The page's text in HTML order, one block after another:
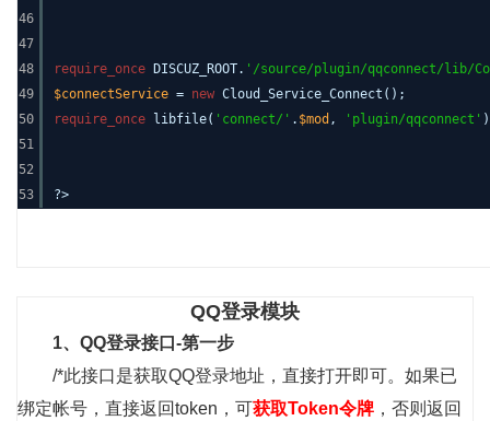
46
47
48
49
50
51
52
53
require_once DISCUZ_ROOT. '/source/plugin/qqconnect/lib/
$connectService = new Cloud_Service_Connect();
require_once
libfile( 'connect/' . $mod , 'plugin/qqconnect'
?>
QQ登录模块
1、 QQ登录接口-第一步
/*此接口是获取QQ登录地址，直接打开即可。如果已
绑定帐号，直接返回token，可获取Token令牌 ，否则返回